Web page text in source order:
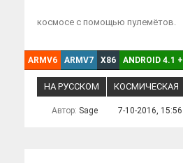
космосе с помощью пулемётов.
ARMV6 ARMV7 X86 ANDROID 4.1 +
НА РУССКОМ КОСМИЧЕСКАЯ
Автор: Sage 7-10-2016, 15:56